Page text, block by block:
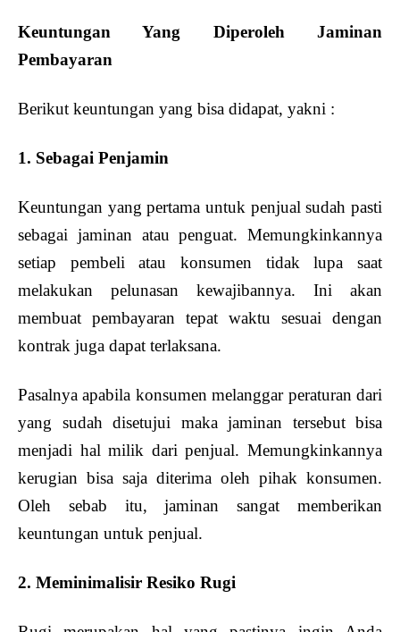
Keuntungan Yang Diperoleh Jaminan
Pembayaran
Berikut keuntungan yang bisa didapat, yakni :
1. Sebagai Penjamin
Keuntungan yang pertama untuk penjual sudah pasti
sebagai jaminan atau penguat. Memungkinkannya
setiap pembeli atau konsumen tidak lupa saat
melakukan pelunasan kewajibannya. Ini akan
membuat pembayaran tepat waktu sesuai dengan
kontrak juga dapat terlaksana.
Pasalnya apabila konsumen melanggar peraturan dari
yang sudah disetujui maka jaminan tersebut bisa
menjadi hal milik dari penjual. Memungkinkannya
kerugian bisa saja diterima oleh pihak konsumen.
Oleh sebab itu, jaminan sangat memberikan
keuntungan untuk penjual.
2. Meminimalisir Resiko Rugi